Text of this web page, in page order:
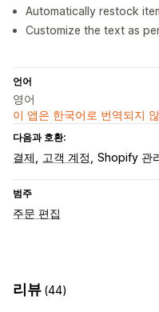
Automatically restock
Customize the text as
언어
영어
이 앱은 한국어로 번역되지
다음과 호환:
결제 고객 계정 Shopify 관
범주
주문 편집
주문 관리
리뷰 (44)